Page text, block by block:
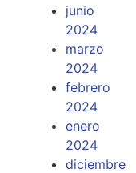
junio
2024
marzo
2024
febrero
2024
enero
2024
diciembre